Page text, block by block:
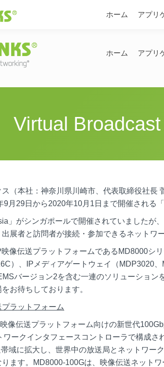
ホーム アプリ
Virtual
ス（本社：神奈川県川崎市、代表取締役社
月29日から2020年10月1日まで開催される
」がシンガポールで開催されていましたが、
展者と訪問者が接続・参加できるネットワ
像伝送プラットフォームであるMD8000シ
）、IPメディアゲートウェイ（MDP3020
バージョン2を含む一連のソリューション
お待ちしております。
ラットフォーム
像伝送プラットフォーム向けの新世代
ワークインタフェースコントローラで構成さ
域に拡大し、世界中の放送局とネットワー
ます。MD8000-100Gは、映像伝送ネット
ホーム アプリ